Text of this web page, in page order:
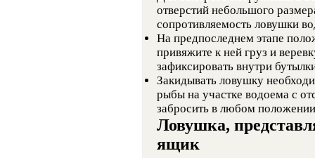
отверстий небольшого
сопротивляемость ловушки
На предпоследнем этапе
привяжите к ней груз и
зафиксировать внутри
Закидывать ловушку
рыбы на участке водоема с
забросить в любом положении
Ловушка,
ящик